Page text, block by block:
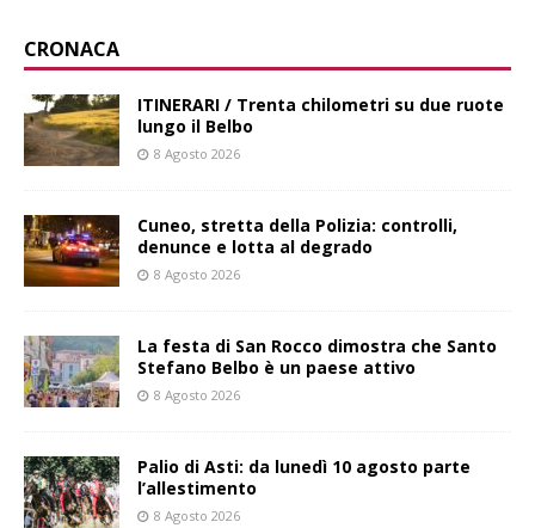
CRONACA
ITINERARI / Trenta chilometri su due ruote
lungo il Belbo
8 Agosto 2026
Cuneo, stretta della Polizia: controlli,
denunce e lotta al degrado
8 Agosto 2026
La festa di San Rocco dimostra che Santo
Stefano Belbo è un paese attivo
8 Agosto 2026
Palio di Asti: da lunedì 10 agosto parte
l’allestimento
8 Agosto 2026